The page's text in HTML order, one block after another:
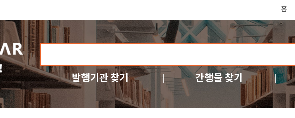
홈
발행기관 찾기 간행물 찾기